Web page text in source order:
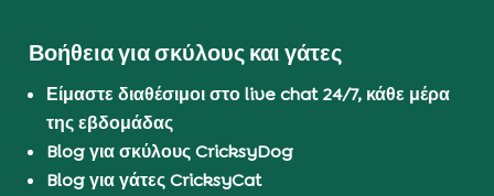
Βοήθεια για σκύλους και γάτες
Είμαστε διαθέσιμοι στο live chat 24/7, κάθε μέρα
της εβδομάδας
Blog για σκύλους CricksyDog
Blog για γάτες CricksyCat